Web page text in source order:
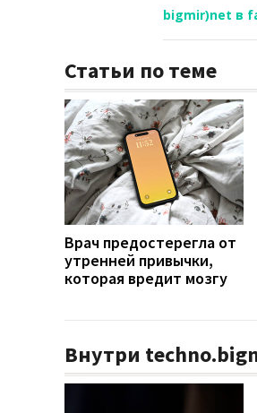
bigmir)net в
Статьи по теме
Врач предостерегла от
утренней привычки,
которая вредит мозгу
Внутри